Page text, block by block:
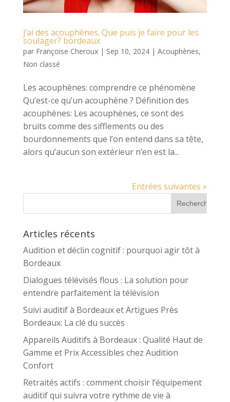
j’ai des acouphènes. Que puis je faire pour les
soulager? bordeaux
par Françoise Cheroux| Sep 10, 2024| Acouphènes,
Non classé
Les acouphènes: comprendre ce phénomène
Qu’est-ce qu’un acouphène ? Définition des
acouphènes: Les acouphènes, ce sont des
bruits comme des sifflements ou des
bourdonnements que l’on entend dans sa tête,
alors qu’aucun son extérieur n’en est la...
Entrées suivantes »
Articles récents
Audition et déclin cognitif : pourquoi agir tôt à
Bordeaux
Dialogues télévisés flous : La solution pour
entendre parfaitement la télévision
Suivi auditif à Bordeaux et Artigues Près
Bordeaux: La clé du succès
Appareils Auditifs à Bordeaux : Qualité Haut de
Gamme et Prix Accessibles chez Audition
Confort
Retraités actifs : comment choisir l’équipement
auditif qui suivra votre rythme de vie à